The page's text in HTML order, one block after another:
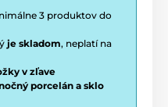
3 produktov do
je skladom, neplatí na
v zľave
porcelán a sklo